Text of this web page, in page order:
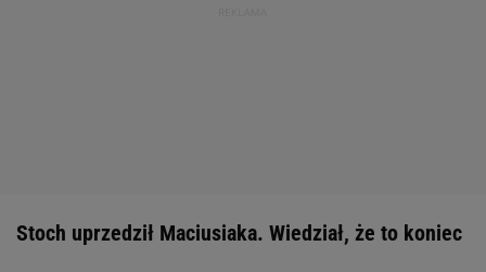
Stoch uprzedził Maciusiaka. Wiedział, że to koniec